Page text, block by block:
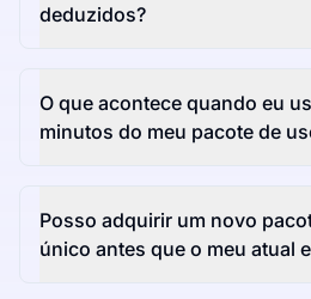
deduzidos?
O que acontece quando eu
minutos do meu pacote de
Posso adquirir um novo
único antes que o meu atual